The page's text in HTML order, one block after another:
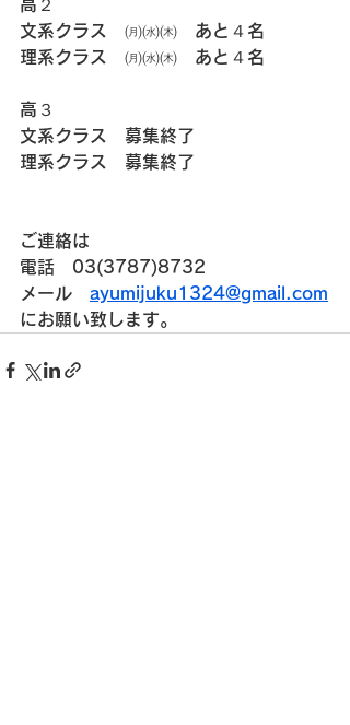
高２
文系クラス　㈪㈬㈭　あと４名
理系クラス　㈪㈬㈭　あと４名
高３
文系クラス　募集終了
理系クラス　募集終了
ご連絡は
電話　03(3787)8732
メール ayumijuku1324@gmail.com
にお願い致します。